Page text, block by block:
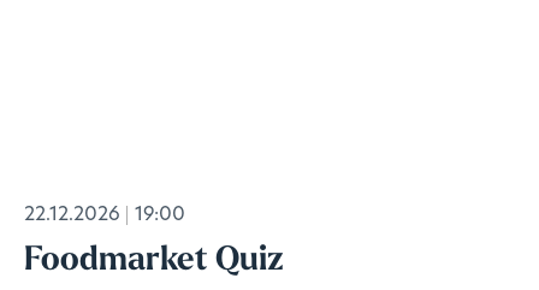
22.12.2026 19:00
Foodmarket Quiz